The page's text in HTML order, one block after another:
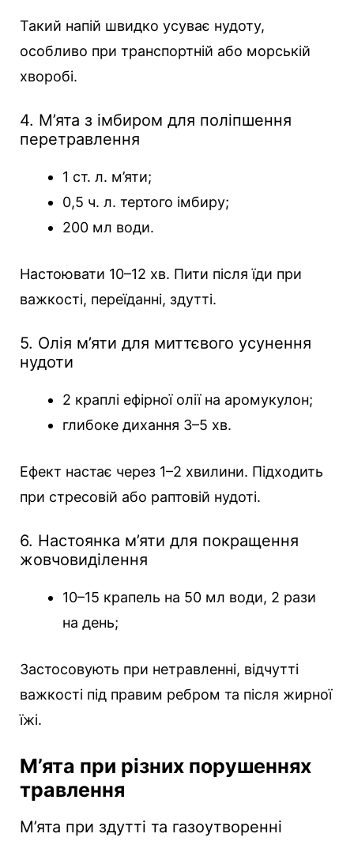
Такий напій швидко усуває нудоту,
особливо при транспортній або морській
хворобі.
4. М’ята з імбиром для поліпшення
перетравлення
1 ст. л. м’яти;
0,5 ч. л. тертого імбиру;
200 мл води.
Настоювати 10–12 хв. Пити після їди при
важкості, переїданні, здутті.
5. Олія м’яти для миттєвого усунення
нудоти
2 краплі ефірної олії на аромукулон;
глибоке дихання 3–5 хв.
Ефект настає через 1–2 хвилини. Підходить
при стресовій або раптовій нудоті.
6. Настоянка м’яти для покращення
жовчовиділення
10–15 крапель на 50 мл води, 2 рази
на день;
Застосовують при нетравленні, відчутті
важкості під правим ребром та після жирної
їжі.
М’ята при різних порушеннях
травлення
М’ята при здутті та газоутворенні